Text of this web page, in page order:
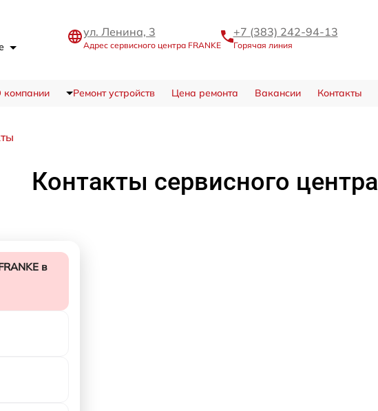
ул. Ленина, 3
Адрес сервисного центра FRANKE
+7 (383) 242-94-13
Горячая линия
компании Ремонт устройств Цена ремонта Вакансии Контакты
Контакты сервисного центра
в